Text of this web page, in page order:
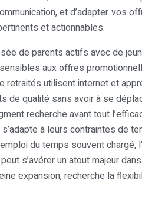
et d’adapter
et actionnables.
de parents actifs avec de
aux offres
retraités utilisent internet et
de qualité sans avoir à se
recherche avant tout
à leurs contraintes de
du temps souvent
s’avérer un atout majeur
expansion, recherche la